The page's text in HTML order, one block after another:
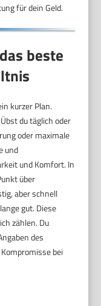
für dein Geld.
beste
kurzer Plan.
du täglich oder
oder maximale
und
und Komfort. In
über
aber schnell
gut. Diese
zählen. Du
des
bei